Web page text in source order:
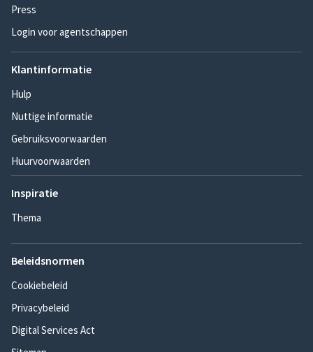
Press
Login voor agentschappen
Klantinformatie
Hulp
Nuttige informatie
Gebruiksvoorwaarden
Huurvoorwaarden
Inspiratie
Thema
Beleidsnormen
Cookiebeleid
Privacybeleid
Digital Services Act